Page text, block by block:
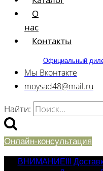
О
нас
Контакты
Официальный
Мы Вконтакте
moysad48@mail.ru
Найти:
Онлайн-консультация
ВНИМАНИЕ!!!